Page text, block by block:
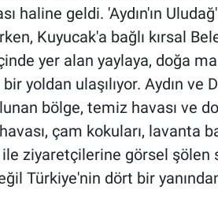
haline geldi. 'Aydın'ın
Kuyucak'a bağlı kırsal
yer alan yaylaya, doğa
yoldan ulaşılıyor. Aydın ve
bölge, temiz havası ve
çam kokuları, lavanta
ziyaretçilerine görsel şölen
Türkiye'nin dört bir